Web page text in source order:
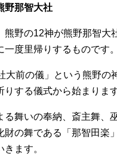
那智大社
熊野の12神が熊野那智大
度里帰りするものです。
大前の儀」という熊野の
りする儀式から始まります
る舞いの奉納、斎主舞、
財の舞である「那智田楽
ます。